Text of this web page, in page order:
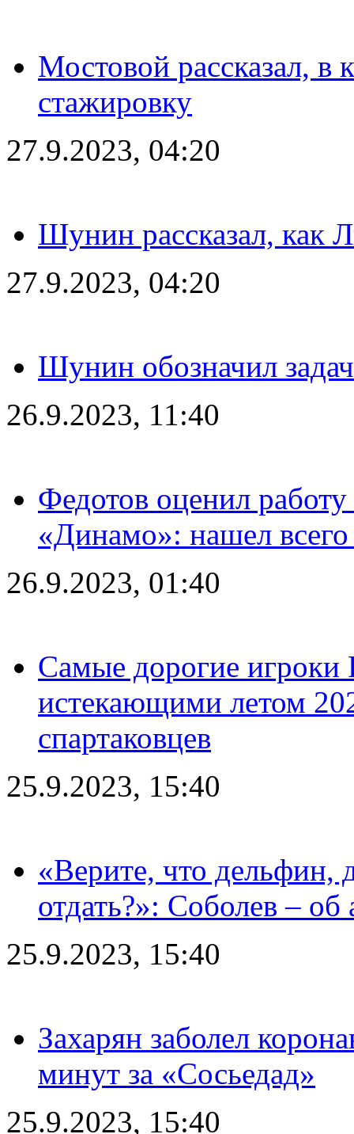
Мостовой рассказал, в
стажировку
27.9.2023, 04:20
Шунин рассказал, как
27.9.2023, 04:20
Шунин обозначил
26.9.2023, 11:40
Федотов оценил
«Динамо»: нашел
26.9.2023, 01:40
Самые дорогие игроки
истекающими летом
спартаковцев
25.9.2023, 15:40
«Верите, что дельфин,
отдать?»: Соболев – об
25.9.2023, 15:40
Захарян заболел
минут за «Сосьедад»
25.9.2023, 15:40